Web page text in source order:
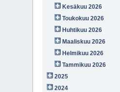
Kesäkuu 2026
Toukokuu 2026
Huhtikuu 2026
Maaliskuu 2026
Helmikuu 2026
Tammikuu 2026
2025
2024